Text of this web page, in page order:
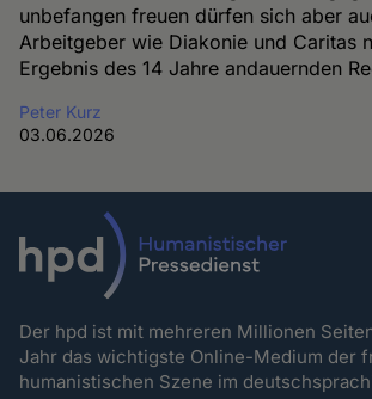
unbefangen freuen dürfen sich aber
Arbeitgeber wie Diakonie und Caritas
Ergebnis des 14 Jahre andauernden
Peter Kurz
03.06.2026
Der hpd ist mit mehreren Millionen
Jahr das wichtigste Online-Medium der
humanistischen Szene im